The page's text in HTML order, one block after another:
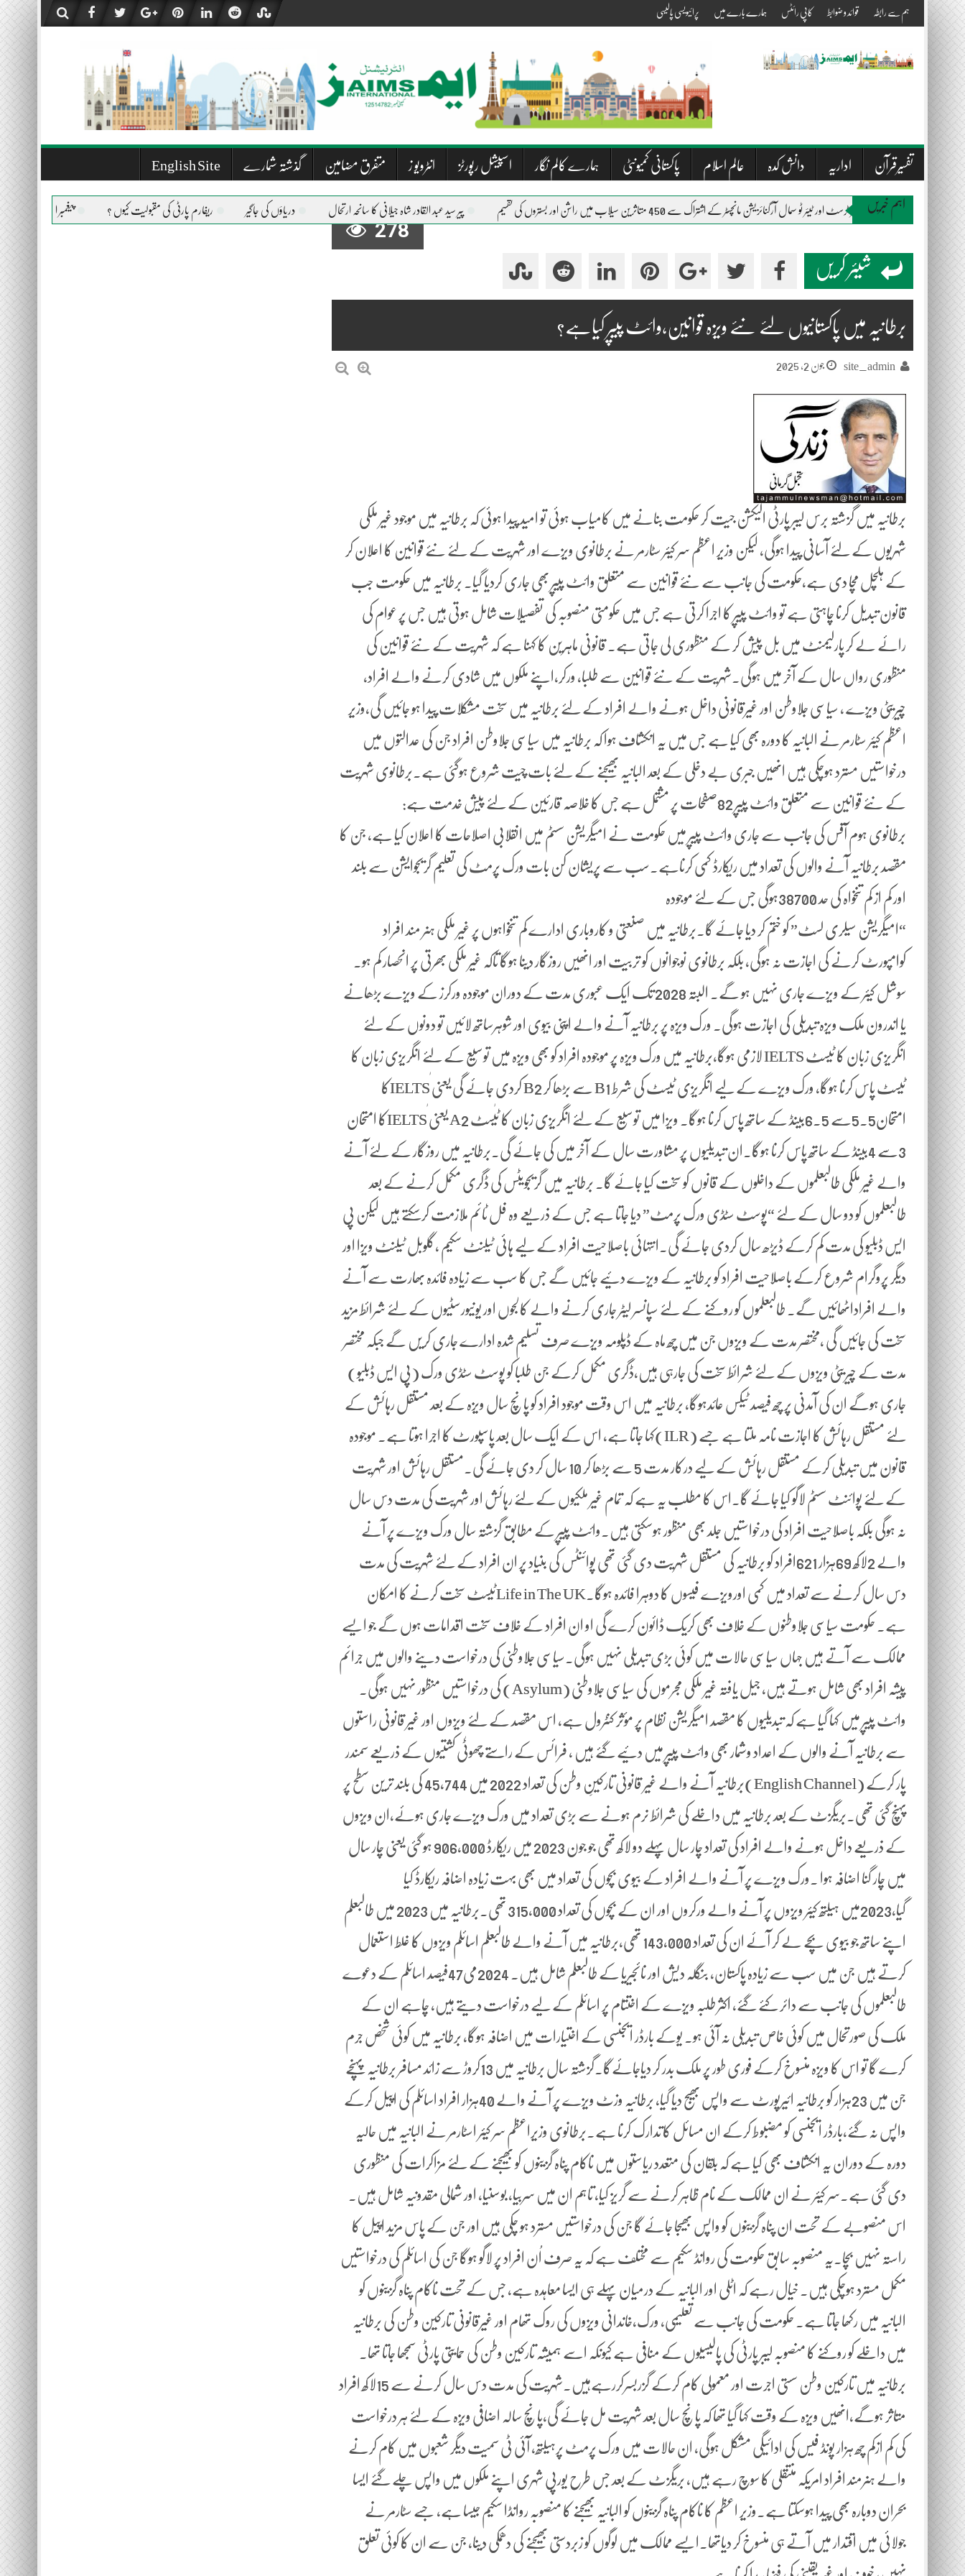
content
ہم سے رابطہ قوائد و ضوابط کاپی رائٹس ہمارے بارے میں پرائیویسی پالیسی
تفسیرقرآن اداریہ دانش کدہ عالم اسلام پاکستانی کمیونٹی ہمارے کالم نگار اسپیشل رپورٹز انٹرویو ز متفرق مضامین گذشتہ شمارے English Site
اہم خبریں
المصطفیٰ ویلفیئر ٹرسٹ اور ٹیئر ٹو سمال آرگنائزیشن مانچسٹر کے اشتراک سے 450 متاثرین سیلاب میں راشن اور بستروں کی تقسیم پیر سید عبد القادر شاہ جیلانی کا سانحہ ارتحال دریاؤں کی جاگیر ریفارم پارٹی کی مقبولیت کیوں ؟ پیغمبر اسلام صلی اللہ علیہ
278
شیئر کریں
برطانیہ میں پاکستانیوں لئے نئے ویزہ قوانین،وائٹ پیپر کیاہے؟
site_admin جون 2, 2025
برطانیہ میں گزشتہ برس لیبر پارٹی الیکشن جیت کر حکومت بنانے میں کامیاب ہوئی تو امید پیدا ہوئی کہ برطانیہ میں موجود غیر ملکی
شہریوں کے لئے آسانی پیدا ہوگی، لیکن وزیر اعظم سر کیئر سٹارمر نے برطانوی ویزے اور شہریت کے لئے نئے قوانین کا اعلان کر
کے ہلچل مچا دی ہے،حکومت کی جانب سے نئے قوانین سے متعلق وائٹ پیپر بھی جاری کردیا گیا۔ برطانیہ میں حکومت جب
قانون تبدیل کرنا چاہتی ہے تو وائٹ پیپر کا اجرا کرتی ہے جس میں حکومتی منصوبہ کی تفصیلات شامل ہوتی ہیں جس پر عوام کی
رائے لے کر پارلیمنٹ میں بل پیش کر کے منظوری لی جاتی ہے۔ قانونی ماہرین کا کہنا ہے کہ شہریت کے نئے قوانین کی
منظوری رواں سال کے آخر میں ہوگی۔شہریت کے نئے قوانین سے طلبا، ورکر،اپنے ملکوں میں شادی کرنے والے افراد،
چیریٹی ویزے ، سیاسی جلاوطن اور غیرقانونی داخل ہونے والے افراد کے لئے برطانیہ میں سخت مشکلات پیدا ہو جائیں گی،وزیر
اعظم کیئر سٹارمر نے البانیہ کا دورہ بھی کیا ہے جس میں یہ انکشاف ہوا کہ برطانیہ میں سیاسی جلاوطن افراد جن کی عدالتوں میں
درخواستیں مسترد ہوچکی ہیں انھیں جبری بے دخلی کے بعد البانیہ بھیجنے کے لئے بات چیت شروع ہوگئی ہے۔برطانوی شہریت
کے نئے قوانین سے متعلق وائٹ پیپر 82صفحات پر مشتمل ہے جس کا خلاصہ قارئین کے لئے پیش خدمت ہے:
برطانوی ہوم آفس کی جانب سے جاری وائٹ پیپر میں حکومت نے امیگریشن سسٹم میں انقلابی اصلاحات کا اعلان کیا ہے، جن کا
مقصد برطانیہ آنے والوں کی تعداد میں ریکارڈ کمی کرناہے۔سب سے پریشان کن بات ورک پرمٹ کی تعلیم گریجوایشن سے بلند
اور کم از کم تنخواہ کی حد 38700ہوگی جس کے لئے موجودہ
“امیگریشن سیلری لسٹ” کو ختم کر دیا جائے گا۔برطانیہ میں صنعتی و کاروباری ادارے کم تنخواہوں پر غیر ملکی ہنر مند افراد
کوامپورٹ کرنے کی اجازت نہ ہوگی، بلکہ برطانوی نوجوانوں کو تربیت اور انھیں روزگار دینا ہوگا تاکہ غیر ملکی بھرتی پر انحصار کم ہو۔
سوشل کیئر کے ویزے جاری نہیں ہو گے۔ البتہ 2028 تک ایک عبوری مدت کے دوران موجودہ ورکرز کے ویزے بڑھانے
یا اندرون ملک ویزہ تبدیلی کی اجازت ہوگی۔ ورک ویزہ پر برطانیہ آنے والے اپنی بیوی اور شوہرساتھ لائیں تو دونوں کے لئے
انگریزی زبان کا ٹیسٹ IELTS لازمی ہوگا،برطانیہ میں ورک ویزہ پر موجودہ افراد کو بھی ویزہ میں توسیع کے لئے انگریزی زبان کا
ٹیسٹ پاس کرنا ہوگا، ورک ویزے کے لیے انگریزی ٹیسٹ کی شرط B1 سے بڑھا کر B2 کردی جائے گی یعنی ٰIELTSکا
امتحان5.5سے 6.5بینڈ کے ساتھ پاس کرنا ہوگا۔ ویزا میں توسیع کے لئے انگریزی زبان کا ٹٰیسٹ A2 یعنی ٰIELTSکا امتحان
3سے 4بینڈ کے ساتھ پاس کرنا ہوگا۔ان تبدیلیوں پر مشاورت سال کے آخر میں کی جائے گی.برطانیہ میں روزگار کے لئے آنے
والے غیر ملکی طالبعلموں کے داخلوں کے قانوں کو سخت کیا جائے گا۔ برطانیہ میں گریجویٹس کی ڈگری مکمل کرنے کے بعد
طالبعلموں کو دو سال کے لئے “پوسٹ سٹڈی ورک پرمٹ” دیا جاتا ہے جس کے ذریعے وہ فل ٹائم ملازمت کرسکتے ہیں لیکن پی
ایس ڈبلیو کی مدت کم کرکے ڈیڑھ سال کردی جائے گی۔انتہائی باصلاحیت افراد کے لیے ہائی ٹیلنٹ سکیم ،گلوبل ٹیلنٹ ویزا اور
دیگر پروگرام شروع کرکے باصلاحیت افراد کو برطانیہ کے ویزے دئیے جائیں گے جس کا سب سے زیادہ فائدہ بھارت سے آنے
والے افراداٹھائیں گے۔ طالبعلموں کو روکنے کے لئے سپانسر لیٹر جاری کرنے والے کالجوں اور یونیورسٹیوں کے لئے شرائط مزید
سخت کی جائیں گی ،مختصر مدت کے ویزوں جن میں چھ ماہ کے ڈپلومہ ویزے صرف تسلیم شدہ ادارے جاری کریں گے جبکہ مختصر
مدت کے چیریٹی ویزوں کے لئے شرائط سخت کی جارہی ہیں،ڈگری مکمل کرکے جن طلبا کو پوسٹ سٹڈی ورک (پی ایس ڈبلیو)
جاری ہوگے ان کی آمدنی پر چھ فیصد ٹیکس عائدہوگا، برطانیہ میں اس وقت موجود افراد کو پانچ سال ویزہ کے بعد مستقل رہائش کے
لئے مستقل رہائش کا اجازت نامہ ملتا ہے جسے (ILR)کہا جاتا ہے، اس کے ایک سال بعد پاسپورٹ کا اجرا ہوتا ہے۔ موجودہ
قانون میں تبدیلی کرکے مستقل رہائش کے لیے درکار مدت 5 سے بڑھا کر 10 سال کر دی جائے گی۔مستقل رہائش اور شہریت
کے لئے پوائنٹ سسٹم لاگو کیا جائے گا۔اس کا مطلب یہ ہے کہ تمام غیر ملکیوں کے لئے رہائش اور شہریت کی مدت دس سال
نہ ہوگی بلکہ باصلاحیت افراد کی درخواستیں جلد بھی منظور ہوسکتی ہیں۔وائٹ پیپر کے مطابق گزشتہ سال ورک ویزے پر آنے
والے 2لاکھ 69ہزار 621افراد کو برطانیہ کی مستقل شہریت دی گئی تھی پوائنٹس کی بنیاد پر ان افراد کے لئے شہریت کی مدت
دس سال کرنے سے تعداد میں کمی اورویزے فیسوں کا دوہرا فائدہ ہوگا۔Life in The UKٹیسٹ سخت کرنے کا امکان
ہے۔ حکومت سیاسی جلاوطنوں کے خلاف بھی کریک ڈائون کرے گی او ان افراد کے خلاف سخت اقدامات ہوں گے جو ایسے
ممالک سے آتے ہیں جہاں سیاسی حالات میں کوئی بڑی تبدیلی نہیں ہوگی۔سیاسی جلاوطنی کی درخواست دینے والوں میں جرائم
پیشہ افراد بھی شامل ہوتے ہیں، جیل یافتہ غیر ملکی مجرموں کی سیاسی جلاوطنی (Asylum) کی درخواستیں منظور نہیں ہوگی۔
وائٹ پیپر میں کہا گیا ہے کہ تبدیلیوں کا مقصد امیگریشن نظام پر مؤثر کنٹرول ہے، اس مقصد کے لئے ویزوں اور غیر قانونی راستوں
سے برطانیہ آنے والوں کے اعداد وشمار بھی وائٹ پیپر میں دئیے گئے ہیں ، فرائس کے راستے چھوٹٰی کشتیوں کے ذریعے سمندر
پار کرکے (English Channel)برطانیہ آنے والے غیر قانونی تارکینِ وطن کی تعداد 2022 میں 45,744 کی بلند ترین سطح پر
پہنچ گئی تھی۔بریگزٹ کے بعد برطانیہ میں داخلے کی شرائط نرم ہونے سے بڑی تعداد میں ورک ویزے جاری ہوئے،ان ویزوں
کے ذریعے داخل ہونے والے افراد کی تعداد چار سال پہلے دو لاکھ تھی جو جون 2023 میں ریکارڈ 906,000 ہو گئی یعنی چار سال
میں چار گنا اضافہ ہوا ۔ورک ویزے پر آنے والے افراد کے بیوی بچوں کی تعداد میں بھی بہت زیادہ اضافہ ریکارڈ کیا
گیا،2023میں ہیلتھ کیئر ویزوں پر آنے والے ورکروں اور ان کے بچوں کی تعداد 315,000 تھی۔برطانیہ میں 2023 میں طالبعلم
اپنے ساتھ جو بیوی بچے لے کر آئے ان کی تعداد 143,000 تھی،برطانیہ میں آنے والے طالبعلم اسائلم ویزوں کا غلط استعمال
کرتے ہیں جن میں سب سے زیادہ پاکستان، بنگلہ دیش اور نائجیریا کے طالبعلم شامل ہیں۔ 2024می47فیصد اسائلم کے دعوے
طالبعلموں کی جانب سے دائر کئے گئے، اکثر طلبہ ویزے کے اختتام پر اسائلم کے لیے درخواست دیتے ہیں، چاہے ان کے
ملک کی صورتحال میں کوئی خاص تبدیلی نہ آئی ہو۔ یوکے بارڈر ایجنسی کے اختیارات میں اضافہ ہوگا، برطانیہ میں کوئی شخص جرم
کرے گا تو اس کا ویزہ منسوخ کرکے فوری طور پر ملک بدر کر دیاجائےگا۔گزشتہ سال برطانیہ میں 13کروڑ سے زائد مسافر برطانیہ پہنچے
جن میں 23ہزار کو برطانیہ ائیرپورٹ سے واپس بھیج دیا گیا، برطانیہ وزٹ ویزے پر آنے والے 40ہزار افراد اسائلم کی اپیل کرکے
واپس نہ گئے،بارڈر ایجنسی کو مضبوط کرکے ان مسائل کا تدارک کرنا ہے۔برطانوی وزیراعظم سر کیئر اسٹارمر نے البانیہ میں حالیہ
دورہ کے دوران یہ انکشاف بھی کیا ہے کہ بلقان کی متعدد ریاستوں میں ناکام پناہ گزینوں کو بھیجنے کے لئے مزاکرات کی منظوری
دی گئی ہے۔سر کیئر نے ان ممالک کے نام ظاہر کرنے سے گریز کیا، تاہم ان میں سربیا، بوسنیا، اور شمالی مقدونیہ شامل ہیں۔
اس منصوبے کے تحت ان پناہ گزینوں کو واپس بھیجا جائے گا جن کی درخواستیں مسترد ہو چکی ہیں اور جن کے پاس مزید اپیل کا
راستہ نہیں بچا۔یہ منصوبہ سابق حکومت کی روانڈ سکیم سے مختلف ہے کہ یہ صرف اُن افراد پر لاگو ہوگا جن کی اسائلم کی درخواستیں
مکمل مسترد ہوچکی ہیں۔ خیال رہے کہ اٹلی اور البانیہ کے درمیان پہلے ہی ایسا معاہدہ ہے، جس کے تحت ناکام پناہ گزینوں کو
البانیہ میں رکھا جاتا ہے۔ حکومت کی جانب سے تعلیمی، ورک،خاندانی ویزوں کی روک تھام اور غیرقانونی تارکین وطن کی برطانیہ
میں داخلے کو روکنے کا منصوبہ لیبر پارٹی کی پالیسیوں کے منافی ہے کیونکہ اسے ہمیشہ تارکین وطن کی حمایتی پارٹی سمجھا جاتا تھا۔
برطانیہ میں تارکین وطن سستی اجرت اور معمولی کام کرکے گزربسرکررہےہیں۔شہریت کی مدت دس سال کرنے سے 15لاکھ افراد
متاثر ہوگے،انھیں ویزہ کے وقت کہا گیا تھا کہ پانچ سال بعد شہریت مل جائے گی،پانچ سالہ اضافی ویزہ کے لئے ہر درخواست
کی کم ازکم چھ ہزار پونڈ فیس کی ادائیگی مشکل ہوگی، ان حالات میں ورک پرمٹ پرہیلتھ، آئی ٹی سمیت دیگر شعبوں میں کام کرنے
والے ہنرمند افراد امریکہ منتقلی کا سوچ رہے ہیں، بریگزٹ کے بعد جس طرح یورپی شہری اپنے ملکوں میں واپس چلے گئے ایسا
بحران دوبارہ بھی پیدا ہوسکتا ہے۔وزیر اعظم کا ناکام پناہ گزینوں کو البانیہ بھیجنے کا منصوبہ روانڈا سکیم جیسا ہے، جسے سٹارمر نے
جولائی میں اقتدار میں آتے ہی منسوخ کر دیاتھا.ایسے ممالک میں لوگوں کو زبردستی بھیجنے کی دھمکی دینا، جن سے ان کا کوئی تعلق